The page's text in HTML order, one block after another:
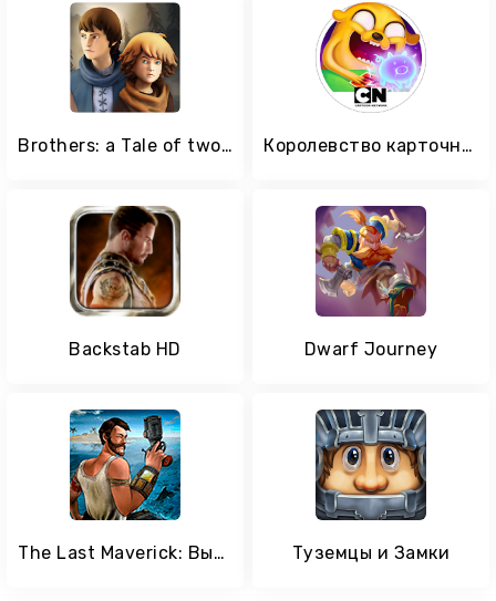
Brothers: a Tale of two Sons Королевство карточных войн
Backstab HD Dwarf Journey
The Last Maverick: Выживание на плоту Туземцы и Замки